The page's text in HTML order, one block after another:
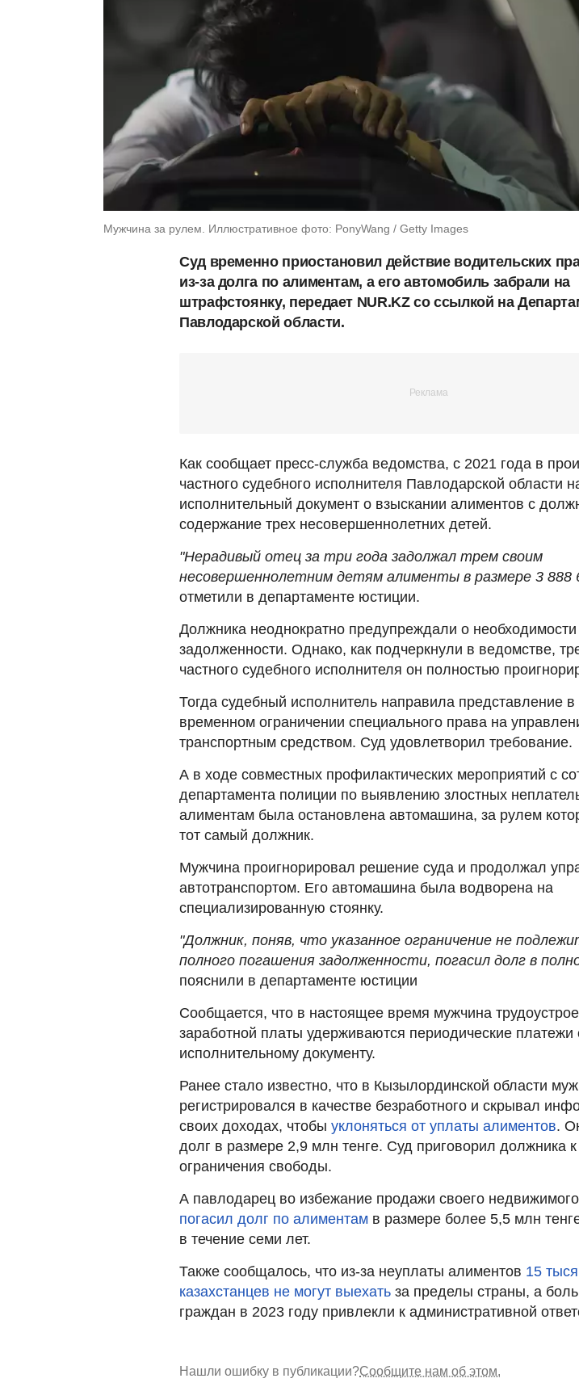
Мужчина за рулем. Иллюстративное фото: PonyWang / Getty Images
Суд временно приостановил действие водительских
из-за долга по алиментам, а его автомобиль забрали на
штрафстоянку, передает NUR.KZ со ссылкой на
Павлодарской области.
Как сообщает пресс-служба ведомства, с 2021 года в
частного судебного исполнителя Павлодарской области
исполнительный документ о взыскании алиментов с
содержание трех несовершеннолетних детей.
"Нерадивый отец за три года задолжал трем своим
несовершеннолетним детям алименты в размере 3 888
отметили в департаменте юстиции.
Должника неоднократно предупреждали о
задолженности. Однако, как подчеркнули в ведомстве,
частного судебного исполнителя он полностью
Тогда судебный исполнитель направила представление в
временном ограничении специального права на
транспортным средством. Суд удовлетворил требование.
А в ходе совместных профилактических мероприятий с
департамента полиции по выявлению злостных
алиментам была остановлена автомашина, за рулем
тот самый должник.
Мужчина проигнорировал решение суда и продолжал
автотранспортом. Его автомашина была водворена на
специализированную стоянку.
"Должник, поняв, что указанное ограничение не
полного погашения задолженности, погасил долг в
пояснили в департаменте юстиции
Сообщается, что в настоящее время мужчина
заработной платы удерживаются периодические платежи
исполнительному документу.
Ранее стало известно, что в Кызылординской области
регистрировался в качестве безработного и скрывал
своих доходах, чтобы уклоняться от уплаты алиментов.
долг в размере 2,9 млн тенге. Суд приговорил должника
ограничения свободы.
А павлодарец во избежание продажи своего
погасил долг по алиментам в размере более 5,5 млн
в течение семи лет.
Также сообщалось, что из-за неуплаты алиментов 15
казахстанцев не могут выехать за пределы страны, а
граждан в 2023 году привлекли к административной
Нашли ошибку в публикации?Сообщите нам об этом.